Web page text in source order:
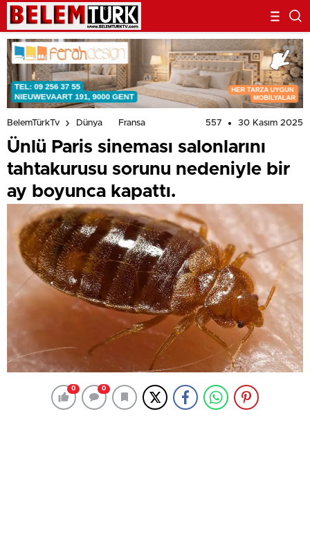
BelemTürkTv Dünya Fransa 557 30 Kasım 2025
Ünlü Paris sineması salonlarını
tahtakurusu sorunu nedeniyle bir
ay boyunca kapattı.
0 0